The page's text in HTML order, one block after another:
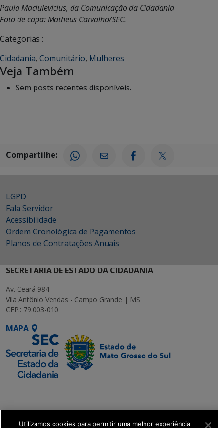
Paula Maciulevicius, da Comunicação da Cidadania
Foto de capa: Matheus Carvalho/SEC.
Categorias :
Cidadania, Comunitário, Mulheres
Veja Também
Sem posts recentes disponíveis.
Compartilhe:
LGPD
Fala Servidor
Acessibilidade
Ordem Cronológica de Pagamentos
Planos de Contratações Anuais
SECRETARIA DE ESTADO DA CIDADANIA
Av. Ceará 984
Vila Antônio Vendas - Campo Grande | MS
CEP.: 79.003-010
MAPA
Transformação Digital
Utilizamos cookies para permitir uma melhor experiência